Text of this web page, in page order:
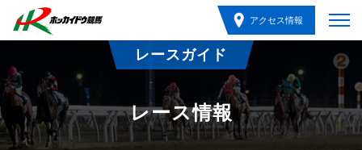
アクセス情報
レースガイド
レース情報